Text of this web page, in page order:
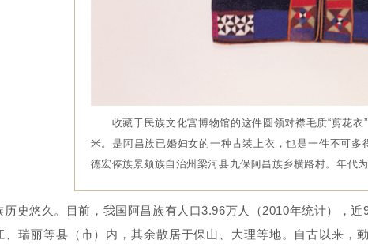
收藏于民族文化宫博物馆的这件圆领对襟毛质“剪花衣
米。是阿昌族已婚妇女的一种古装上衣，也是一件不可
德宏傣族景颇族自治州梁河县九保阿昌族乡横路村。年代为
历史悠久。目前，我国阿昌族有人口3.96万人（2010年统计），
、瑞丽等县（市）内，其余散居于保山、大理等地。自古以来，